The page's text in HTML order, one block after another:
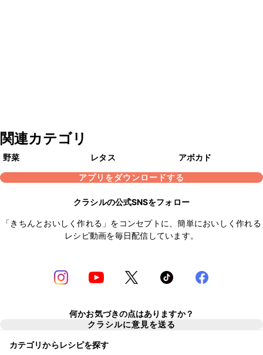
関連カテゴリ
野菜 レタス
アボカド
アプリをダウンロードする
クラシルの公式SNSをフォロー
「きちんとおいしく作れる」をコンセプトに、簡単においしく作れる
レシピ動画を毎日配信しています。
何かお気づきの点はありますか？
クラシルに意見を送る
カテゴリからレシピを探す